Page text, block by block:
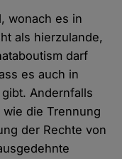
wonach es in
als hierzulande,
darf
es auch in
Andernfalls
die Trennung
der Rechte von